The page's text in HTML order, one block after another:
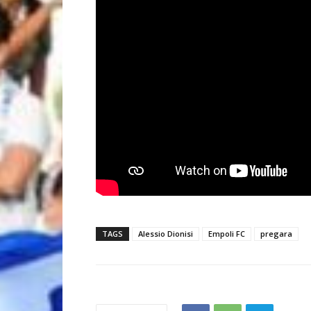
TAGS Alessio Dionisi Empoli FC pregara